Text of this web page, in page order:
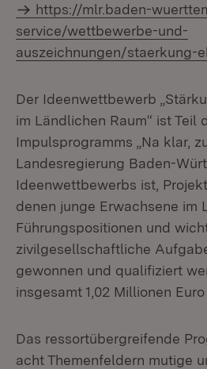
https://mlr.baden-
service/wettbewerbe-und-
auszeichnungen/staerkung-
Der Ideenwettbewerb
im Ländlichen Raum“ ist Teil
Impulsprogramms „Na klar,
Landesregierung Baden-
Ideenwettbewerbs ist,
denen junge Erwachsene im
Führungspositionen und
zivilgesellschaftliche
gewonnen und qualifiziert
insgesamt 1,02 Millionen Euro
Das ressortübergreifende
acht Themenfeldern mutige